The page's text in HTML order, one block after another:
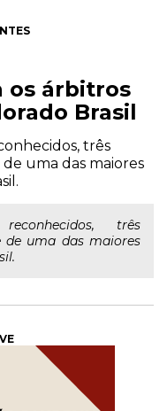
os árbitros
Brasil
três
uma das maiores
três
de uma das maiores